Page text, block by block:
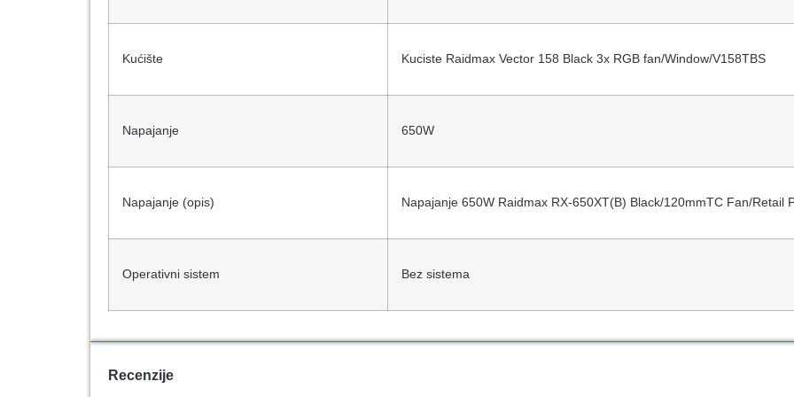
Kućište Kuciste Raidmax Vector 158 Black 3x RGB fan/Window/V158TBS
Napajanje 650W
Napajanje (opis) Napajanje 650W Raidmax RX-650XT(B) Black/120mmTC Fan/Retail
Operativni sistem Bez sistema
Recenzije